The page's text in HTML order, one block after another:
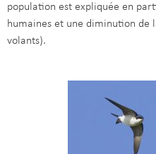
population est expliquée en
humaines et une diminution de
volants).